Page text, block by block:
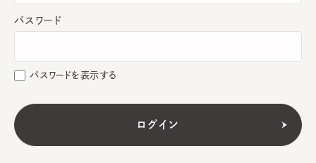
パスワード
パスワードを表示する